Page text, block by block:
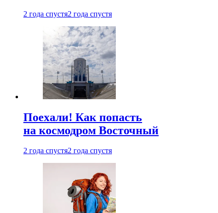
2 года спустя2 года спустя
Поехали! Как попасть
на космодром Восточный
2 года спустя2 года спустя